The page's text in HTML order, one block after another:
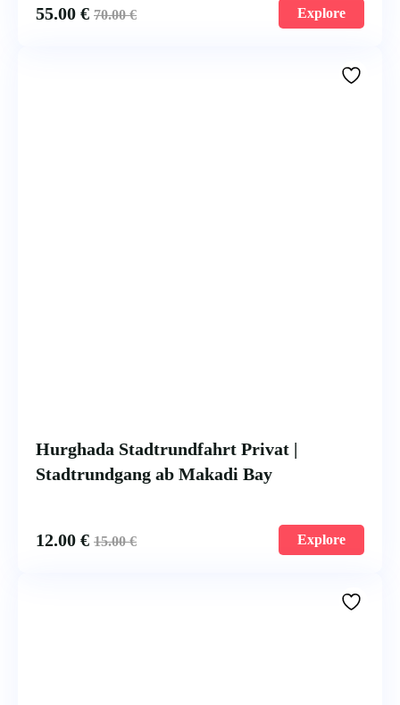
55.00 € 70.00€ Explore
Hurghada Stadtrundfahrt Privat |
Stadtrundgang ab Makadi Bay
12.00 € 15.00€ Explore